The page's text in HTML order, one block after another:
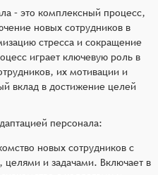
– это комплексный процесс,
новых сотрудников в
стресса и сокращение
играет ключевую роль в
их мотивации и
вклад в достижение целей
персонала:
новых сотрудников с
целями и задачами. Включает в